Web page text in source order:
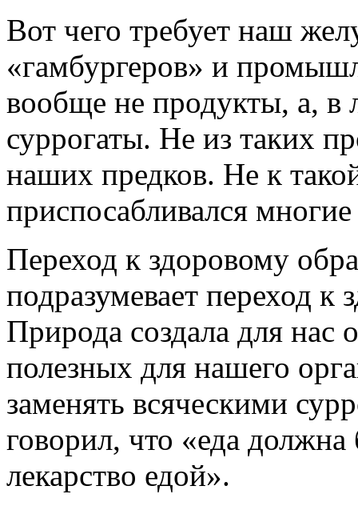
Вот чего требует наш
«гамбургеров» и
вообще не продукты, а,
суррогаты. Не из таких
наших предков. Не к
приспосабливался
Переход к здоровому
подразумевает переход
Природа создала для нас
полезных для нашего
заменять всяческими
говорил, что «еда
лекарство едой».